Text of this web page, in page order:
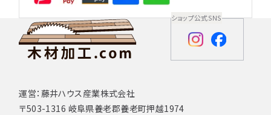
運営：藤井ハウス産業株式会社
〒503-1316 岐阜県養老郡養老町押越1974
ショップ公式SNS